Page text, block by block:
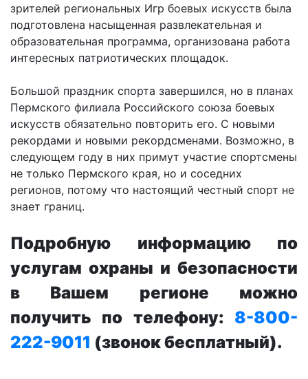
зрителей региональных Игр боевых искусств была
подготовлена насыщенная развлекательная и
образовательная программа, организована работа
интересных патриотических площадок.
Большой праздник спорта завершился, но в планах
Пермского филиала Российского союза боевых
искусств обязательно повторить его. С новыми
рекордами и новыми рекордсменами. Возможно, в
следующем году в них примут участие спортсмены
не только Пермского края, но и соседних
регионов, потому что настоящий честный спорт не
знает границ.
Подробную информацию по
услугам охраны и безопасности
в Вашем регионе можно
получить по телефону: 8-800-
222-9011 (звонок бесплатный).